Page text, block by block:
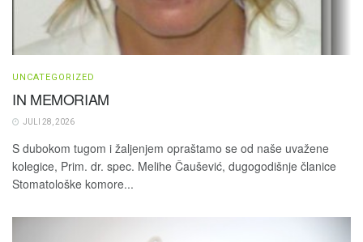
UNCATEGORIZED
IN MEMORIAM
JULI 28, 2026
S dubokom tugom i žaljenjem opraštamo se od naše uvažene
kolegice, Prim. dr. spec. Melihe Čaušević, dugogodišnje članice
Stomatološke komore...